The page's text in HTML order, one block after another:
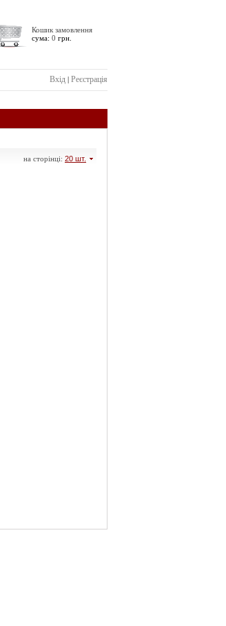
Кошик замовлення
сума: 0 грн.
Вхід | Реєстрація
на сторінці: 20 шт.